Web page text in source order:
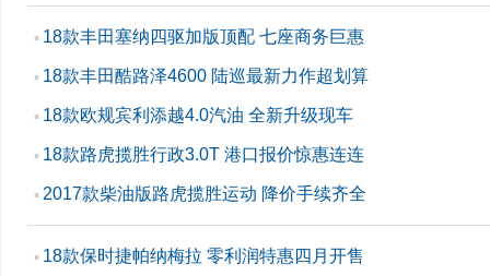
▪ 18款丰田塞纳四驱加版顶配 七座商务巨惠
▪ 18款丰田酷路泽4600 陆巡最新力作超划算
▪ 18款欧规宾利添越4.0汽油 全新升级现车
▪ 18款路虎揽胜行政3.0T 港口报价惊惠连连
▪ 2017款柴油版路虎揽胜运动 降价手续齐全
▪ 18款保时捷帕纳梅拉 零利润特惠四月开售